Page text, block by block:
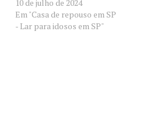
10 de julho de 2024
Em "Casa de repouso em SP
- Lar para idosos em SP"